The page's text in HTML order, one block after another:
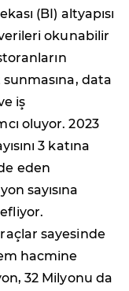
(BI) altyapısı
okunabilir
data
iş
oluyor. 2023
3 katına
eden
sayısına
sayesinde
hacmine
32 Milyonu da